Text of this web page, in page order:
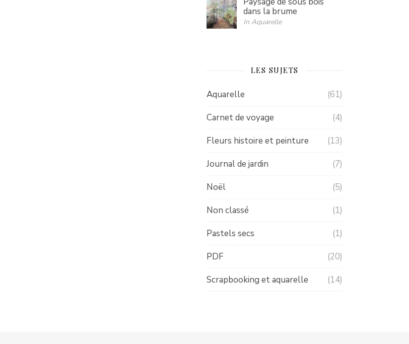
dans la brume
In Aquarelle
LES SUJETS
Aquarelle
(61)
Carnet de voyage
(4)
Fleurs histoire et peinture
(13)
Journal de jardin
(7)
Noël
(5)
Non classé
(1)
Pastels secs
(1)
PDF
(20)
Scrapbooking et aquarelle
(14)